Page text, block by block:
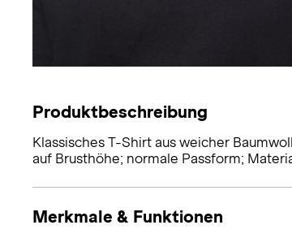
Produktbeschreibung
Klassisches T-Shirt aus weicher
auf Brusthöhe; normale Passform;
Merkmale & Funktionen